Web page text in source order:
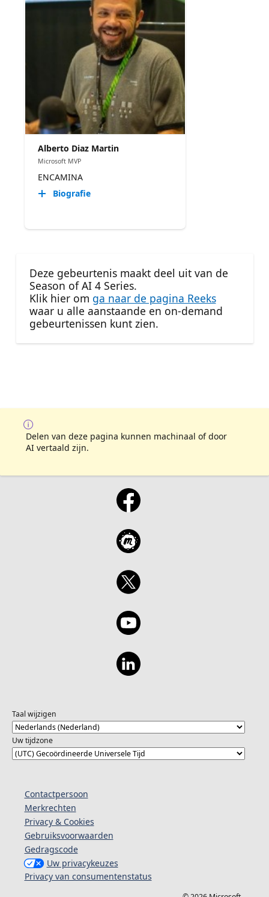
Alberto Diaz Martin
Microsoft MVP
ENCAMINA
Biografie
Deze gebeurtenis maakt deel uit van de
Season of AI 4 Series.
Klik hier om ga naar de pagina Reeks
waar u alle aanstaande en on-demand
gebeurtenissen kunt zien.
Delen van deze pagina kunnen machinaal of door
AI vertaald zijn.
Taal wijzigen
Uw tijdzone
Contactpersoon
Merkrechten
Privacy & Cookies
Gebruiksvoorwaarden
Gedragscode
Uw privacykeuzes
Privacy van consumentenstatus